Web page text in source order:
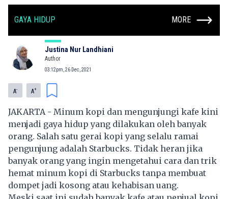
GAYA HIDUP MORE
Justina Nur Landhiani
Author
03:12pm, 26 Dec, 2021
A- A+
JAKARTA - Minum kopi dan mengunjungi kafe kini
menjadi gaya hidup yang dilakukan oleh banyak
orang. Salah satu gerai kopi yang selalu ramai
pengunjung adalah Starbucks. Tidak heran jika
banyak orang yang ingin mengetahui cara dan trik
hemat minum kopi di Starbucks tanpa membuat
dompet jadi kosong atau kehabisan uang.